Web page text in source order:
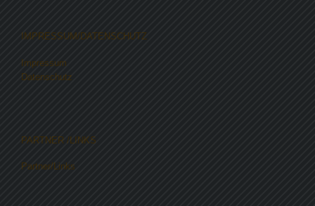
IMPRESSUM/DATENSCHUTZ
Impressum
Datenschutz
PARTNER /LINKS
Partner/Links